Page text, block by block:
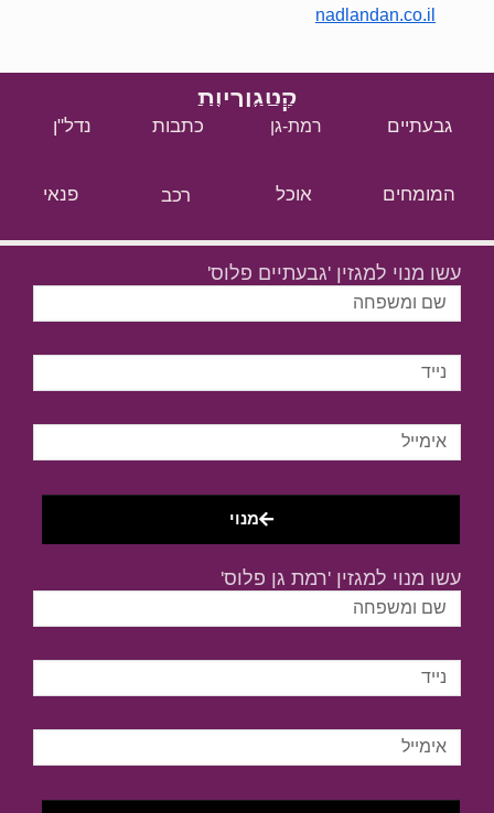
nadlandan.co.il
קטגוריות
גבעתיים רמת-גן כתבות נדל"ן
המומחים אוכל רכב פנאי
עשו מנוי למגזין 'גבעתיים פלוס'
מנוי
עשו מנוי למגזין 'רמת גן פלוס'